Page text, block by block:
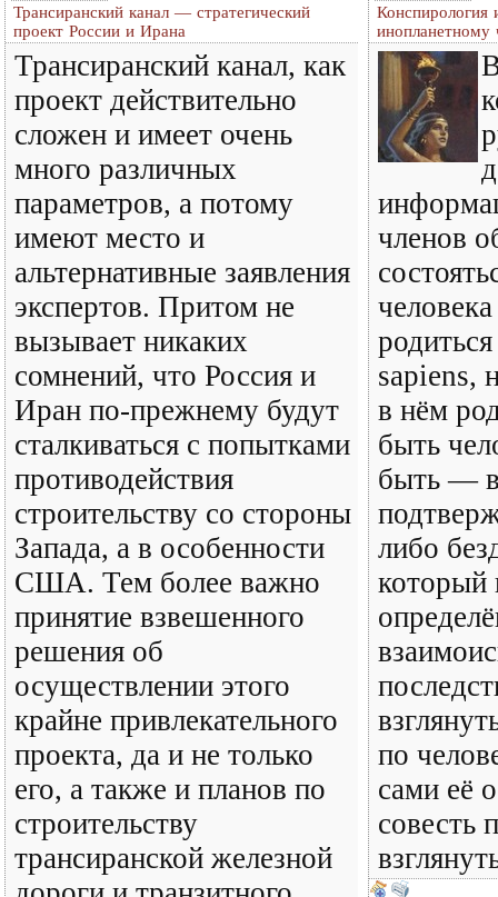
Трансиранский канал — стратегический
проект России и Ирана
Трансиранский канал, как
проект действительно
сложен и имеет очень
много различных
параметров, а потому
имеют место и
альтернативные заявления
экспертов. Притом не
вызывает никаких
сомнений, что Россия и
Иран по-прежнему будут
сталкиваться с попытками
противодействия
строительству со стороны
Запада, а в особенности
США. Тем более важно
принятие взвешенного
решения об
осуществлении этого
крайне привлекательного
проекта, да и не только
его, а также и планов по
строительству
трансиранской железной
Конспирология
инопланетному
членов
sapiens,
в нём
быть
быть —
либо
который
по
сами её
совесть